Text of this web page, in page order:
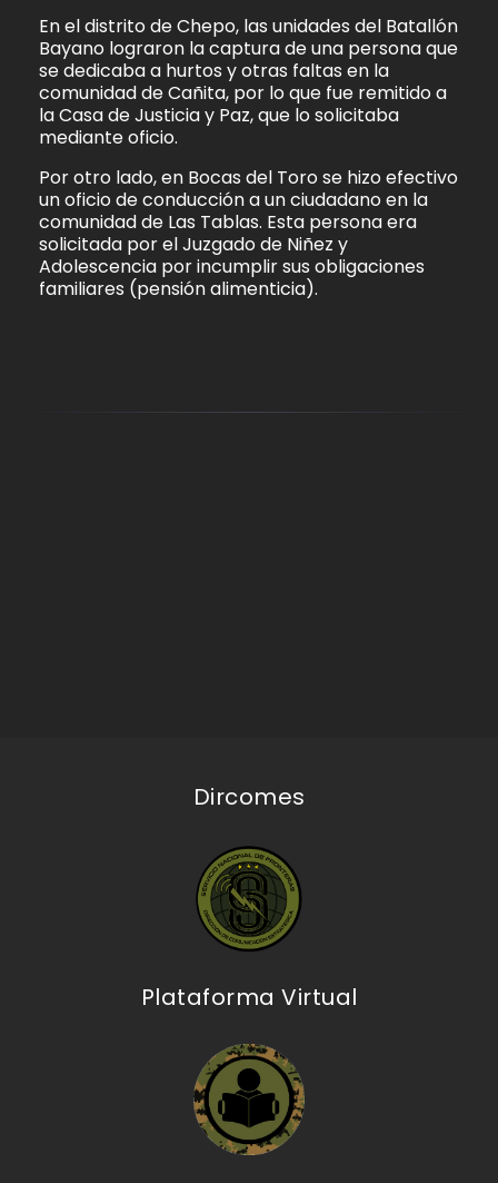
En el distrito de Chepo, las unidades del Batallón
Bayano lograron la captura de una persona que
se dedicaba a hurtos y otras faltas en la
comunidad de Cañita, por lo que fue remitido a
la Casa de Justicia y Paz, que lo solicitaba
mediante oficio.
Por otro lado, en Bocas del Toro se hizo efectivo
un oficio de conducción a un ciudadano en la
comunidad de Las Tablas. Esta persona era
solicitada por el Juzgado de Niñez y
Adolescencia por incumplir sus obligaciones
familiares (pensión alimenticia).
Dircomes
Plataforma Virtual